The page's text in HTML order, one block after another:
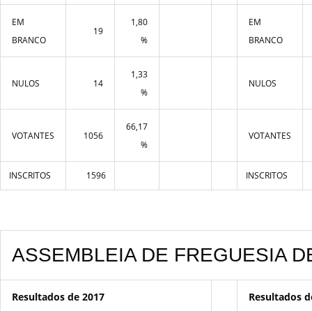
EM
BRANCO
19
1,80
%
EM
BRANCO
NULOS 14
1,33
%
NULOS
VOTANTES 1056
66,17
%
VOTANTES
INSCRITOS 1596 INSCRITOS
ASSEMBLEIA DE FREGUESIA
Resultados de 2017 Resultados